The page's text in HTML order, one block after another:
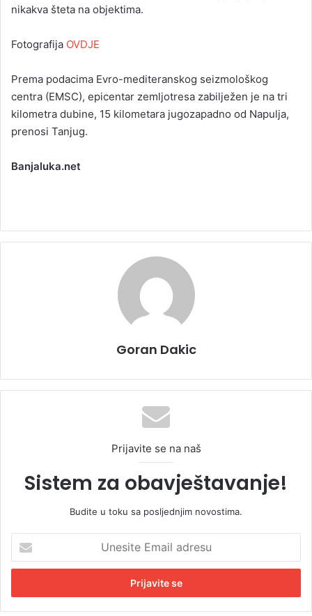
nikakva šteta na objektima.
Fotografija OVDJE
Prema podacima Evro-mediteranskog seizmološkog
centra (EMSC), epicentar zemljotresa zabilježen je na tri
kilometra dubine, 15 kilometara jugozapadno od Napulja,
prenosi Tanjug.
Banjaluka.net
Goran Dakic
Prijavite se na naš
Sistem za obavještavanje!
Budite u toku sa posljednjim novostima.
e
i
t